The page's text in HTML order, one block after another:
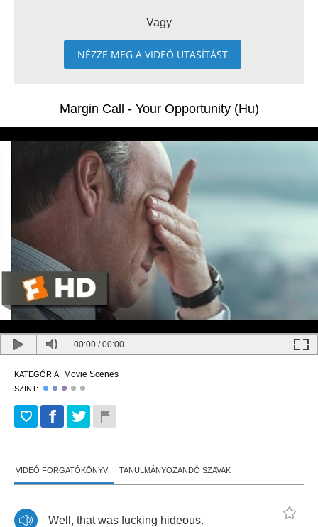
Vagy
NÉZZE MEG A VIDEÓ UTASÍTÁST
Margin Call - Your Opportunity (Hu)
00:00 /00:00
KATEGÓRIA: Movie Scenes
SZINT:
VIDEÓ FORGATÓKÖNYV TANULMÁNYOZANDÓ SZAVAK
Well , that was fucking hideous.